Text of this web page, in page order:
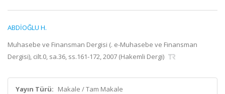
ABDİOĞLU H.
Muhasebe ve Finansman Dergisi (. e-Muhasebe ve Finansman
Dergisi), cilt.0, sa.36, ss.161-172, 2007 (Hakemli Dergi)
Yayın Türü: Makale / Tam Makale